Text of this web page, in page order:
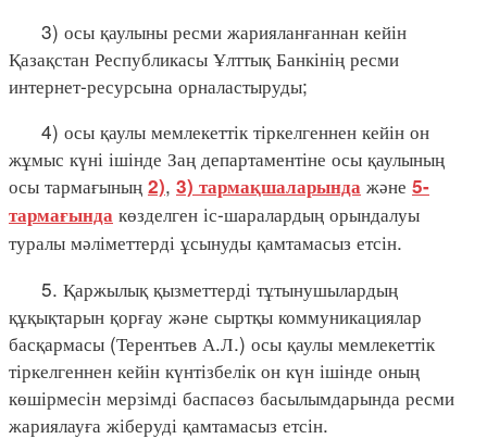
3) осы қаулыны ресми жарияланғаннан кейін
Қазақстан Республикасы Ұлттық Банкінің ресми
интернет-ресурсына орналастыруды;
4) осы қаулы мемлекеттік тіркелгеннен кейін он
жұмыс күні ішінде Заң департаментіне осы қаулының
осы тармағының 2), 3) тармақшаларында және 5-
тармағында көзделген іс-шаралардың орындалуы
туралы мәліметтерді ұсынуды қамтамасыз етсін.
5. Қаржылық қызметтерді тұтынушылардың
құқықтарын қорғау және сыртқы коммуникациялар
басқармасы (Терентьев А.Л.) осы қаулы мемлекеттік
тіркелгеннен кейін күнтізбелік он күн ішінде оның
көшірмесін мерзімді баспасөз басылымдарында ресми
жариялауға жіберуді қамтамасыз етсін.